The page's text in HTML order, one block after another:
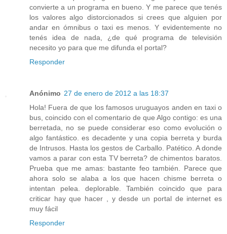
convierte a un programa en bueno. Y me parece que tenés
los valores algo distorcionados si crees que alguien por
andar en ómnibus o taxi es menos. Y evidentemente no
tenés idea de nada, ¿de qué programa de televisión
necesito yo para que me difunda el portal?
Responder
Anónimo 27 de enero de 2012 a las 18:37
Hola! Fuera de que los famosos uruguayos anden en taxi o
bus, coincido con el comentario de que Algo contigo: es una
berretada, no se puede considerar eso como evolución o
algo fantástico. es decadente y una copia berreta y burda
de Intrusos. Hasta los gestos de Carballo. Patético. A donde
vamos a parar con esta TV berreta? de chimentos baratos.
Prueba que me amas: bastante feo también. Parece que
ahora solo se alaba a los que hacen chisme berreta o
intentan pelea. deplorable. También coincido que para
criticar hay que hacer , y desde un portal de internet es
muy fácil
Responder